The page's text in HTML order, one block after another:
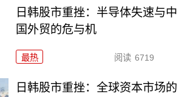
日韩股市重挫：半导体失速与中
国外贸的危与机
最热 阅读 6719
日韩股市重挫：全球资本市场的